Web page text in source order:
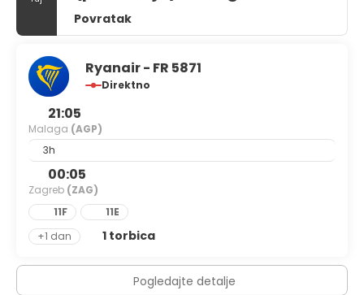
Povratak
Ryanair - FR 5871
Direktno
21:05
Malaga (AGP)
3h
00:05
Zagreb (ZAG)
11F
11E
+1 dan
1 torbica
Pogledajte detalje